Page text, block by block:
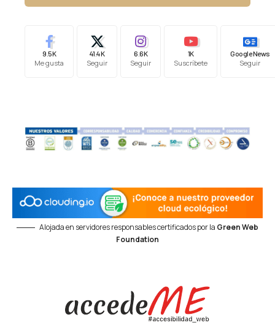
9.5K
Me gusta
41.4K
Seguir
6.6K
Seguir
1K
Suscríbete
Google News
Seguir
Alojada en servidores responsables certificados por la Green Web
Foundation